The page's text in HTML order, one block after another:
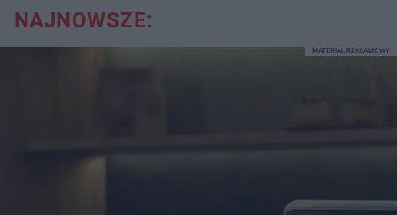
NAJNOWSZE:
MATERIAŁ REKLAMOWY